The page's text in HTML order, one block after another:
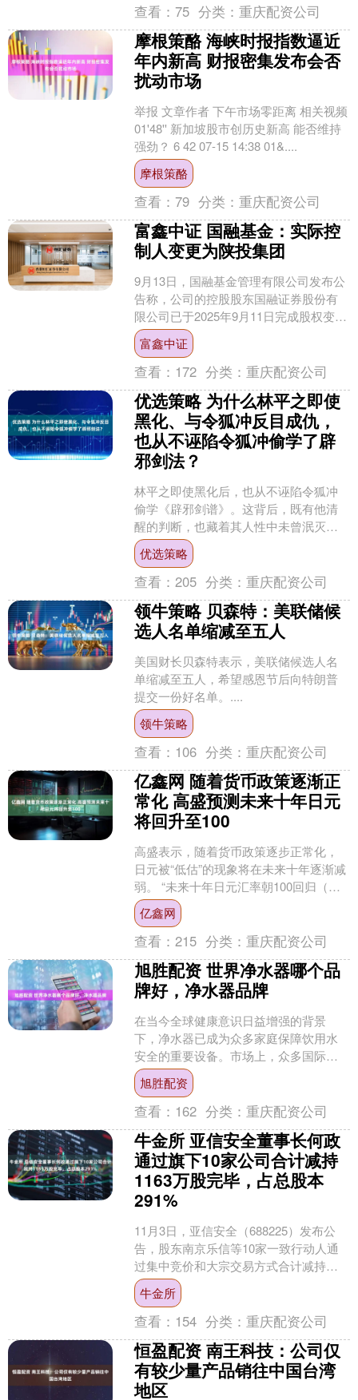
查看：75 分类：重庆配资公司
摩根策酪 海峡时报指数逼近
年内新高 财报密集发布会否
扰动市场
举报 文章作者 下午市场零距离 相关视频
01'48'' 新加坡股市创历史新高 能否维持
强劲？ 6 42 07-15 14:38 01&....
摩根策酪
查看：79 分类：重庆配资公司
富鑫中证 国融基金：实际控
制人变更为陕投集团
9月13日，国融基金管理有限公司发布公
告称，公司的控股股东国融证券股份有
限公司已于2025年9月11日完成股权变更
手续，公司实际控制人已变更为陕西投
资集团有限公....
富鑫中证
查看： 172 分类：重庆配资公司
优选策略 为什么林平之即使
黑化、与令狐冲反目成仇，
也从不诬陷令狐冲偷学了辟
邪剑法？
林平之即使黑化后，也从不诬陷令狐冲
偷学《辟邪剑谱》。这背后，既有他清
醒的判断，也藏着其人性中未曾泯灭的
骄傲与底线。 一、明晰的认知：洞察剑
法本质 林平之能做出准....
优选策略
查看：205 分类：重庆配资公司
领牛策略 贝森特：美联储候
选人名单缩减至五人
美国财长贝森特表示，美联储候选人名
单缩减至五人，希望感恩节后向特朗普
提交一份好名单。....
领牛策略
查看： 106 分类：重庆配资公司
亿鑫网 随着货币政策逐渐正
常化 高盛预测未来十年日元
将回升至100
高盛表示，随着货币政策逐步正常化，
日元被“低估”的现象将在未来十年逐渐减
弱。 “未来十年日元汇率朝100回归（相
对于115-120的远期定价），并不像乍看
起来那....
亿鑫网
查看：215 分类：重庆配资公司
旭胜配资 世界净水器哪个品
牌好，净水器品牌
在当今全球健康意识日益增强的背景
下，净水器已成为众多家庭保障饮用水
安全的重要设备。市场上，众多国际净
水器品牌以其先进的技术、卓越的性能
和贴心的服务，赢得了全球消....
旭胜配资
查看： 162 分类：重庆配资公司
牛金所 亚信安全董事长何政
通过旗下10家公司合计减持
1163万股完毕，占总股本
291%
11月3日，亚信安全（688225）发布公
告，股东南京乐信等10家一致行动人通
过集中竞价和大宗交易方式合计减持
1163万股，占公司总股本的2.91%。本次
减持计....
牛金所
查看： 154 分类：重庆配资公司
恒盈配资 南王科技：公司仅
有较少量产品销往中国台湾
地区